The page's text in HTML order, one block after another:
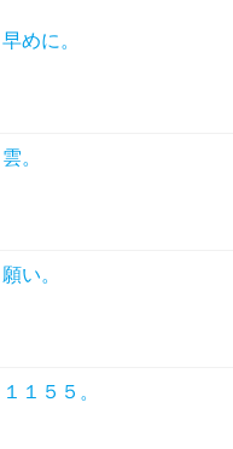
早めに。
雲。
願い。
１１５５。